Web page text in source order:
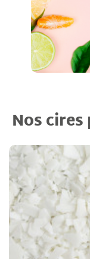
Nos